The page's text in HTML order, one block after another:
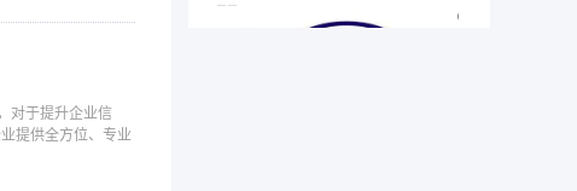
对于提升企业信
提供全方位、专业
2026年高企认定新规全面强化“真实